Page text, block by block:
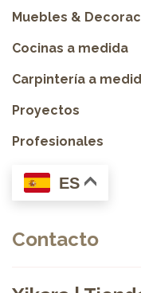
Muebles &
Cocinas a medida
Carpintería a
Proyectos
Profesionales
ES
Contacto